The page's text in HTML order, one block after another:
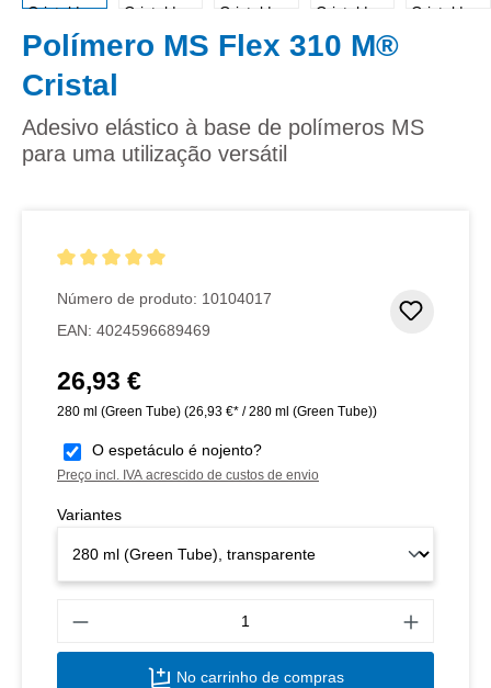
Polímero MS Flex 310 M®
Cristal
Adesivo elástico à base de polímeros MS
para uma utilização versátil
Número de produto: 10104017
EAN: 4024596689469
Preço normal:
26,93 €
280 ml (Green Tube) (26,93 €* / 280 ml (Green Tube))
O espetáculo é nojento?
Preço incl. IVA acrescido de custos de envio
Variantes
No carrinho de compras